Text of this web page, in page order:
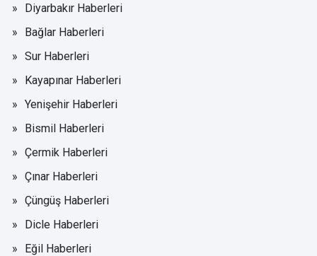
Diyarbakır Haberleri
Bağlar Haberleri
Sur Haberleri
Kayapınar Haberleri
Yenişehir Haberleri
Bismil Haberleri
Çermik Haberleri
Çınar Haberleri
Çüngüş Haberleri
Dicle Haberleri
Eğil Haberleri